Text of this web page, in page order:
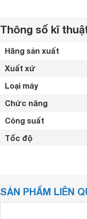
Máy xay sinh tố
Cối xay bằng nhựa
Thông số kĩ
Hãng sản xuất
Xuất xứ
Loại máy
Chức năng
Công suất
Tốc độ
SẢN PHẨM LIÊN